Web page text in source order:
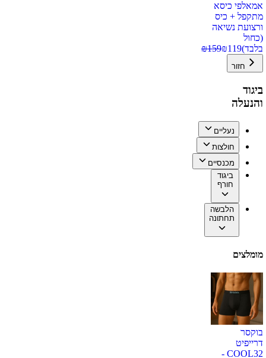
אמאלפי כיסא
מתקפל + כיס
ורצועת נשיאה
(כחול
בלבד)
₪119
₪159
חזור
ביגוד
והנעלה
נעליים
חולצות
מכנסיים
ביגוד
חורף
הלבשה
תחתונה
מומלצים
בוקסר
דרייפיט
COOL32 -